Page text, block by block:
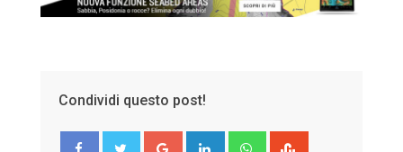
Condividi questo post!
Google+ LinkedIn Whatsapp